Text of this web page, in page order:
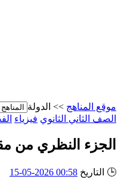
موقع المناهج >> الدولة
الصف الثاني الثانوي فيزياء
الجزء النظري من مقرر
🕒 التاريخ 00:58 2026-05-15